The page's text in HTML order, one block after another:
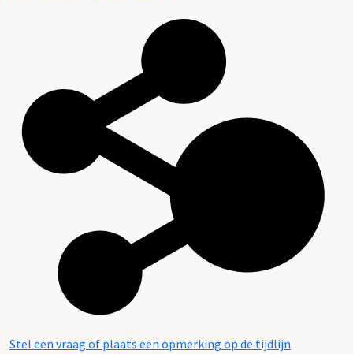
Stel een vraag of plaats een opmerking op de tijdlijn